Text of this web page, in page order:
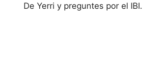
De Yerri y preguntes por el IBI.